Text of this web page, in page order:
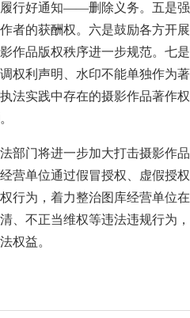
行好通知——删除义务。五是强
者的获酬权。六是鼓励各方开展
作品版权秩序进一步规范。七是
权利声明、水印不能单独作为著
法实践中存在的摄影作品著作权
门将进一步加大打击摄影作品
营单位通过假冒授权、虚假授权
行为，着力整治图库经营单位在
、不正当维权等违法违规行为，
权益。